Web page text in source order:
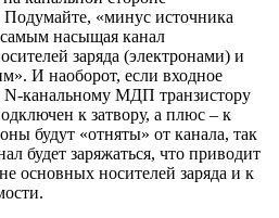
Подумайте, «минус источника
самым насыщая канал
заряда (электронами) и
И наоборот, если входное
канальному МДП транзистору
к затвору, а плюс – к
будут «отняты» от канала, так
будет заряжаться, что приводит
основных носителей заряда и к